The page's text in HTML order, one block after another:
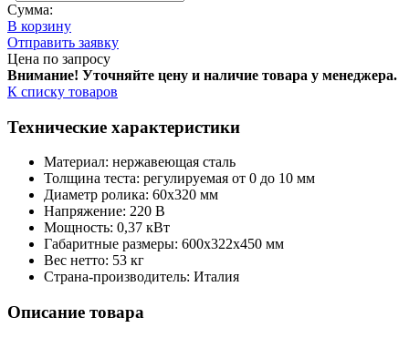
Сумма:
В корзину
Отправить заявку
Цена по запросу
Внимание! Уточняйте цену и наличие товара у менеджера.
К списку товаров
Технические характеристики
Материал: нержавеющая сталь
Толщина теста: регулируемая от 0 до 10 мм
Диаметр ролика: 60x320 мм
Напряжение: 220 В
Мощность: 0,37 кВт
Габаритные размеры: 600x322x450 мм
Вес нетто: 53 кг
Страна-производитель: Италия
Описание товара